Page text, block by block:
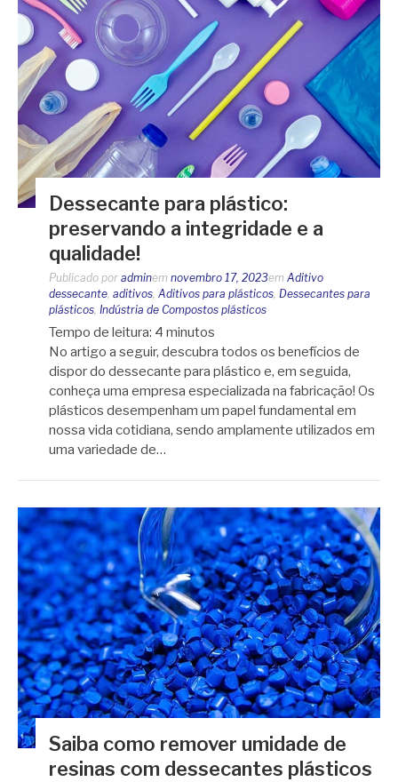
Dessecante para plástico:
preservando a integridade e a
qualidade!
Publicado por adminem novembro 17, 2023em Aditivo
dessecante, aditivos, Aditivos para plásticos, Dessecantes para
plásticos, Indústria de Compostos plásticos
Tempo de leitura: 4 minutos
No artigo a seguir, descubra todos os benefícios de
dispor do dessecante para plástico e, em seguida,
conheça uma empresa especializada na fabricação! Os
plásticos desempenham um papel fundamental em
nossa vida cotidiana, sendo amplamente utilizados em
uma variedade de…
Saiba como remover umidade de
resinas com dessecantes plásticos